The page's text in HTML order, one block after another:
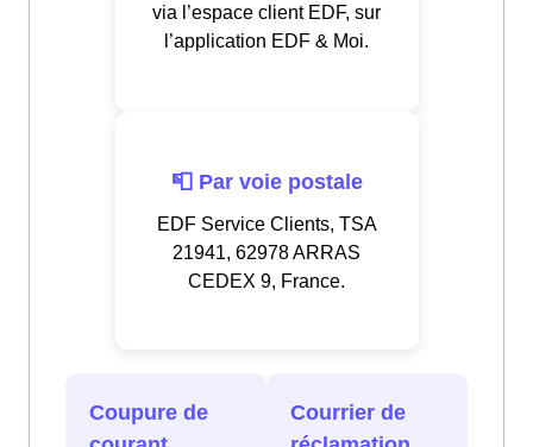
via l’espace client EDF, sur
l’application EDF & Moi.
📮 Par voie postale
EDF Service Clients, TSA
21941, 62978 ARRAS
CEDEX 9, France.
Coupure de
Courrier de